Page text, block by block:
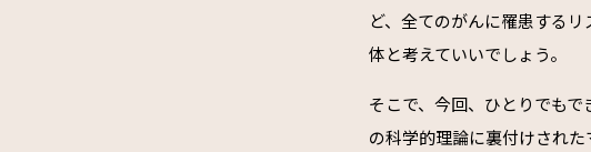
ど、全てのがんに罹患する
体と考えていいでしょう。
そこで、今回、ひとりでも
の科学的理論に裏付けされ